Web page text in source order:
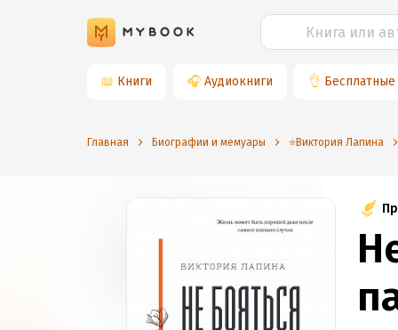
📖 Книги 🎧 Аудиокниги 👌 Бесплатные
Главная Биографии и мемуары ⭐️Виктория Лапина